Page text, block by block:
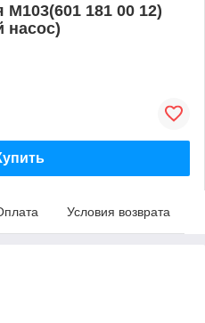
181 00 12)
насос)
Условия возврата